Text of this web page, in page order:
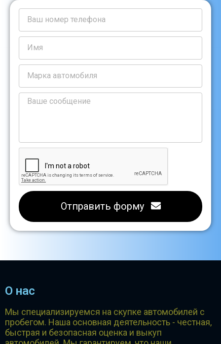
Отправить форму
О нас
Мы специализируемся на скупке автомобилей с
пробегом. Наша основная деятельность - честная,
быстрая и безопасная оценка и выкуп